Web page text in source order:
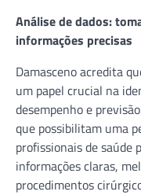
Análise de dados:
informações precisas
Damasceno acredita
um papel crucial na
desempenho e
que possibilitam uma
profissionais de saúde
informações claras,
procedimentos